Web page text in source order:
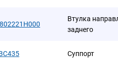
Втулка
заднего
Суппорт